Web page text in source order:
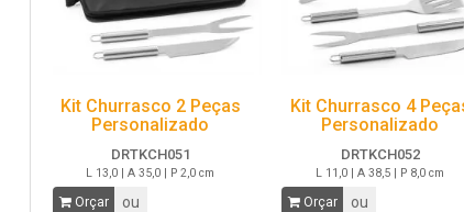
Kit Churrasco 2 Peças
Personalizado
DRTKCH051
L 13,0 | A 35,0 | P 2,0 cm
Orçar ou
Kit Churrasco 4
Personalizado
DRTKCH052
L 11,0 | A 38,5 | P 8,0 cm
Orçar ou